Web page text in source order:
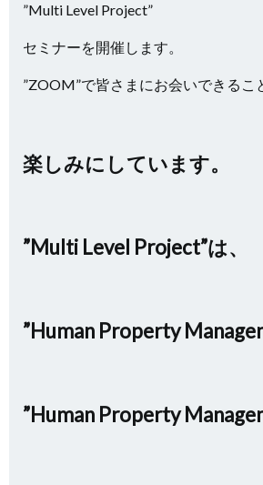
”Multi Level Project”
セミナーを開催します。
”ZOOM”で皆さまにお会いできるこ
楽しみにしています。
”Multi Level Project”は、
”Human Property
”Human Property